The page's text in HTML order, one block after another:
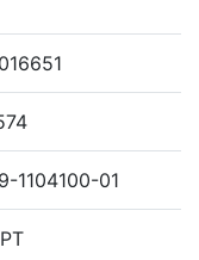
1104100-01